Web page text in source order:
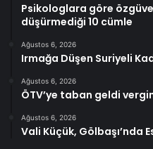
Psikologlara göre
düşürmediği 10 cümle
Ağustos 6, 2026
Irmağa Düşen Suriyeli
Ağustos 6, 2026
ÖTV’ye taban geldi
Ağustos 6, 2026
Vali Küçük, Gölbaşı’nda